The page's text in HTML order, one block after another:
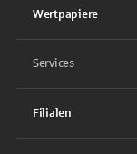
Wertpapiere
Services
Filialen